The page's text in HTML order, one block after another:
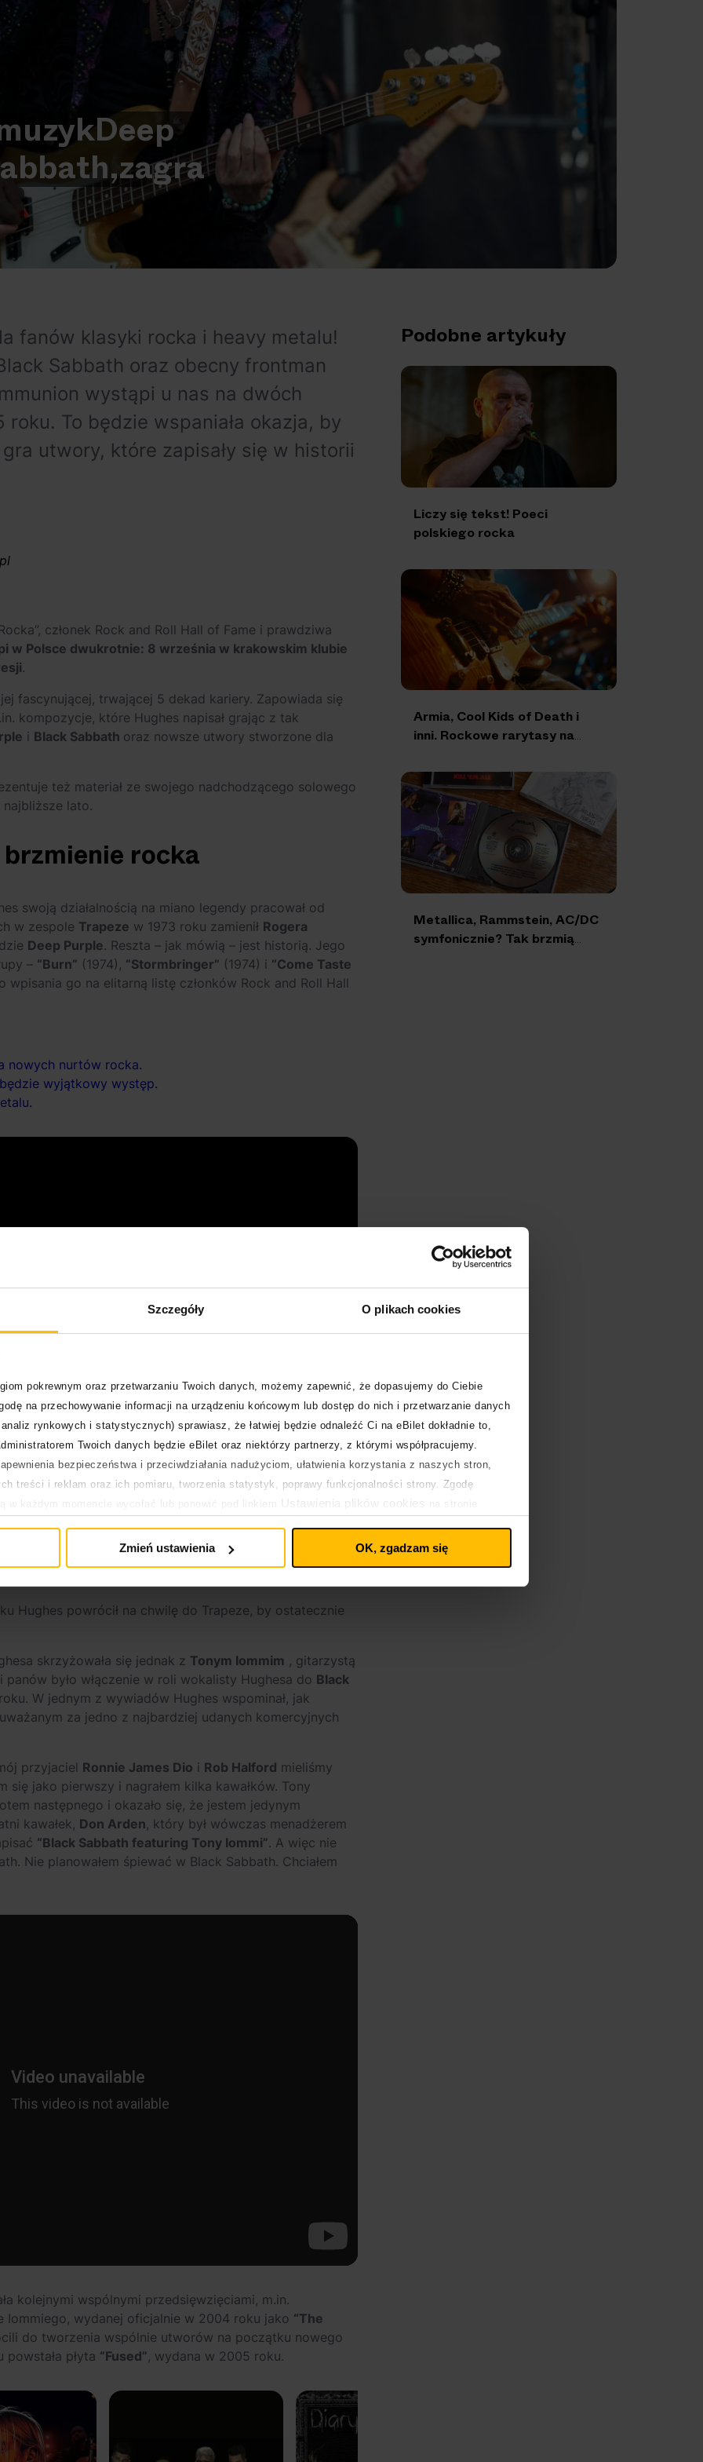
Szczegóły O plikach cookies
pokrewnym oraz przetwarzaniu Twoich danych, możemy zapewnić, że dopasujemy do Ciebie
na przechowywanie informacji na urządzeniu końcowym lub dostęp do nich i przetwarzanie danych
rynkowych i statystycznych) sprawiasz, że łatwiej będzie odnaleźć Ci na eBilet dokładnie to,
Twoich danych będzie eBilet oraz niektórzy partnerzy, z którymi współpracujemy.
bezpieczeństwa i przeciwdziałania nadużyciom, ułatwienia korzystania z naszych stron,
treści i reklam oraz ich pomiaru, tworzenia statystyk, poprawy funkcjonalności strony. Zgodę
Ustawienia plików cookies
Zmień ustawienia OK, zgadzam się
Deep
zagra
fanów klasyki rocka i heavy metalu!
Sabbath oraz obecny frontman
wystąpi u nas na dwóch
To będzie wspaniała okazja, by
utwory, które zapisały się w historii
członek Rock and Roll Hall of Fame i prawdziwa
w Polsce dwukrotnie: 8 września w krakowskim klubie
.
fascynującej, trwającej 5 dekad kariery. Zapowiada się
kompozycje, które Hughes napisał grając z tak
i Black Sabbath oraz nowsze utwory stworzone dla
też materiał ze swojego nadchodzącego solowego
lato.
brzmienie rocka
swoją działalnością na miano legendy pracował od
w zespole Trapeze w 1973 roku zamienił Rogera
Deep Purple. Reszta – jak mówią – jest historią. Jego
– “Burn” (1974), “Stormbringer” (1974) i ”Come Taste
wpisania go na elitarną listę członków Rock and Roll Hall
nowych nurtów rocka.
wyjątkowy występ.
Star” / “Black Sabbath
Hughes powrócił na chwilę do Trapeze, by ostatecznie
skrzyżowała się jednak z Tonym Iommim , gitarzystą
było włączenie w roli wokalisty Hughesa do Black
W jednym z wywiadów Hughes wspominał, jak
za jedno z najbardziej udanych komercyjnych
przyjaciel Ronnie James Dio i Rob Halford mieliśmy
się jako pierwszy i nagrałem kilka kawałków. Tony
następnego i okazało się, że jestem jedynym
kawałek, Don Arden , który był wówczas menadżerem
“Black Sabbath featuring Tony Iommi”. A więc nie
Nie planowałem śpiewać w Black Sabbath. Chciałem
kolejnymi wspólnymi przedsięwzięciami, m.in.
Iommiego, wydanej oficjalnie w 2004 roku jako “The
do tworzenia wspólnie utworów na początku nowego
płyta “Fused”, wydana w 2005 roku.
Podobne artykuły
Liczy się tekst! Poeci
polskiego rocka
Armia, Cool Kids of Death i
inni. Rockowe rarytasy na
Metallica, Rammstein, AC/DC
symfonicznie? Tak brzmią